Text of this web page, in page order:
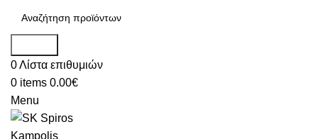
0Λίστα επιθυμιών
0 items 0.00€
Menu